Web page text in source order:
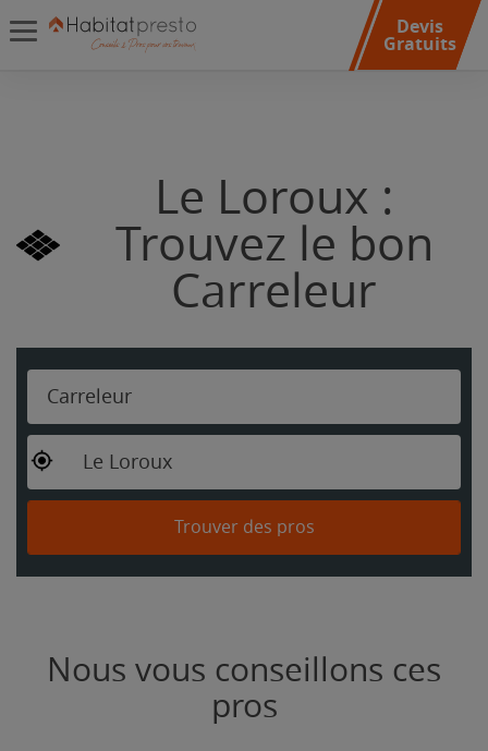
Devis
Gratuits
Le Loroux :
Trouvez le bon
Carreleur
Carreleur
Le Loroux
Trouver des pros
Nous vous conseillons ces
pros